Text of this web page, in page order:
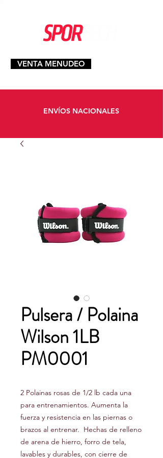
ENVÍOS NACIONALES
VENTA MENUDEO
Pulsera / Polaina
Wilson 1LB
PM0001
2 Polainas rosas de 1/2 lb cada una
para entrenamientos. Aumenta la
fuerza y resistencia en las piernas o
brazos al entrenar. Hechas de relleno
de arena de hierro, forro de tela,
lavables y durables, con cierre de